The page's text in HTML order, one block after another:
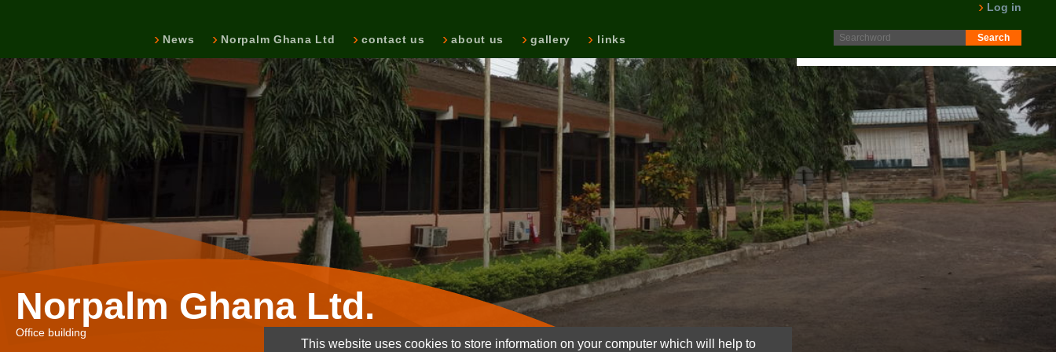
News Norpalm Ghana Ltd contact us about us gallery links
Log in
Protokoll fra generalforsamling 2025 er nå lagt ut på
on the Intranet. Please log in.
LES MER
Norpalm Ghana Ltd.
Office building
This website uses cookies to store information on your computer which will help to